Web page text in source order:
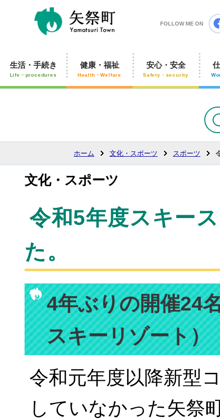
矢祭
FOLLOW ME ON
生活・手続き
Life・procedures
健康・福祉
Health・Welfare
安心・安全
Safety・security
ホーム 文化・スポーツ スポーツ
文化・スポーツ
令和5年度スキー
た。
4年ぶりの開催24
スキーリゾート）
令和元年度以降新型
していなかった矢祭